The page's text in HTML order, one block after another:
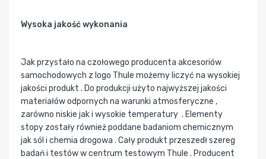
Wysoka jakość wykonania
Jak przystało na czołowego producenta akcesoriów
samochodowych z logo Thule możemy liczyć na wysokiej
jakości produkt . Do produkcji użyto najwyższej jakości
materiałów odpornych na warunki atmosferyczne ,
zarówno niskie jak i wysokie temperatury . Elementy
stopy zostały również poddane badaniom chemicznym
jak sól i chemia drogowa . Cały produkt przeszedł szereg
badań i testów w centrum testowym Thule . Producent